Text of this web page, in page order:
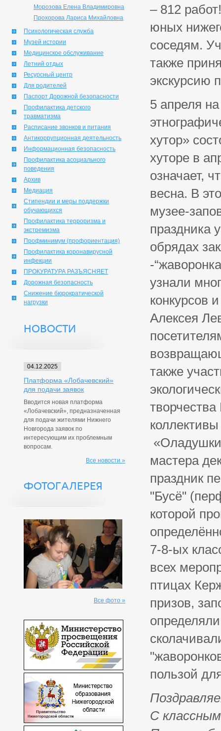
Морозова Елена Владимировна
Прохорова Лариса Михайловна
Психологическая служба
Музей истории
Медицинское обслуживание
Летний отдых
Ресурсный центр
Для родителей
Паспорт Дорожной безопасности
Профилактика детского
травматизма
Расписание звонков и питания
Антикоррупционная деятельность
Информационная безопасность
Профилактика асоциального
поведения
Архив
Медиация
Стипендии и меры поддержки
обучающихся
Профилактика терроризма и
экстремизма
Профминимум (профориентация)
Профилактика коронавирусной
инфекции
ПРОКУРАТУРА РАЗЪЯСНЯЕТ
Дорожная безопасность
Снижение бюрократической
нагрузки
НОВОСТИ
04.12.2025
Платформа «Лобачевский»
для подачи заявок
Вводится новая платформа
«Лобачевский», предназначенная
для подачи жителями Нижнего
Новгорода заявок по
интересующим их проблемным
вопросам.
Все новости »
ФОТОГАЛЕРЕЯ
Все фото »
– 812
юных
соседям.
также
экскурсию
5 апреля
хутор»
хуторе в
означает,
весна. В
музее-
праздника
обрядах
-
узнали
конкурсов
Алексея
также
мастера
праздник
"Бусё"
которой
7-8-ых
всех
птицах
призов,
пользой
С